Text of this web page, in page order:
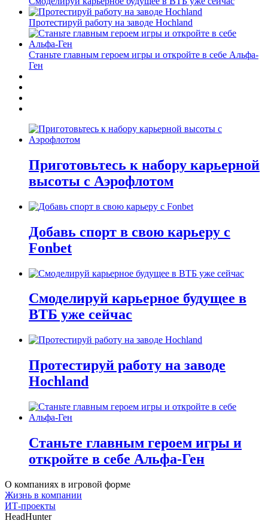
Протестируй работу на заводе Hochland
Станьте главным героем игры и откройте в себе Альфа-
Ген
Приготовьтесь к набору карьерной
высоты с Аэрофлотом
Добавь спорт в свою карьеру с
Fonbet
Смоделируй карьерное будущее в
ВТБ уже сейчас
Протестируй работу на заводе
Hochland
Станьте главным героем игры и
откройте в себе Альфа-Ген
О компаниях в игровой форме
Жизнь в компании
ИТ-проекты
HeadHunter